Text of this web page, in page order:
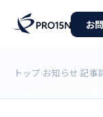
お
トップ›お知らせ›記事